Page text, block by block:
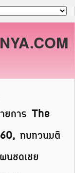
ยการ The
ทบทวนมติ
นชดเชย